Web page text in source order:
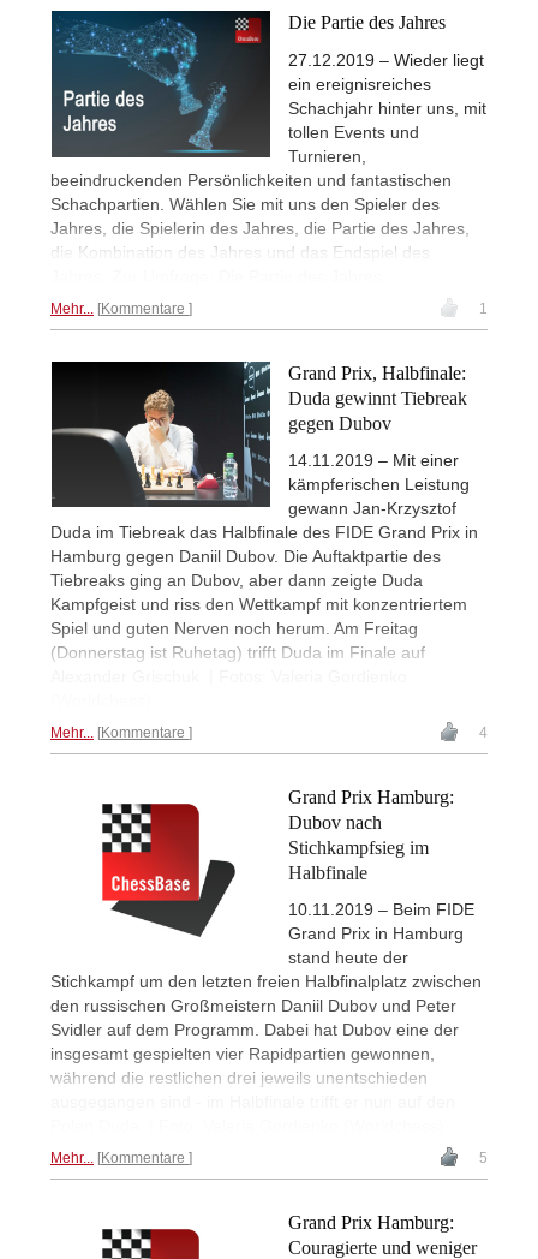
Die Partie des Jahres
27.12.2019 – Wieder liegt
ein ereignisreiches
Schachjahr hinter uns, mit
tollen Events und
Turnieren,
beeindruckenden Persönlichkeiten und fantastischen
Schachpartien. Wählen Sie mit uns den Spieler des
Jahres, die Spielerin des Jahres, die Partie des Jahres,
die Kombination des Jahres und das Endspiel des
Mehr... Kommentare 1
Grand Prix, Halbfinale:
Duda gewinnt Tiebreak
gegen Dubov
14.11.2019 – Mit einer
kämpferischen Leistung
gewann Jan-Krzysztof
Duda im Tiebreak das Halbfinale des FIDE Grand Prix in
Hamburg gegen Daniil Dubov. Die Auftaktpartie des
Tiebreaks ging an Dubov, aber dann zeigte Duda
Kampfgeist und riss den Wettkampf mit konzentriertem
Spiel und guten Nerven noch herum. Am Freitag
(Donnerstag ist Ruhetag) trifft Duda im Finale auf
Mehr... Kommentare 4
Grand Prix Hamburg:
Dubov nach
Stichkampfsieg im
Halbfinale
10.11.2019 – Beim FIDE
Grand Prix in Hamburg
stand heute der
Stichkampf um den letzten freien Halbfinalplatz zwischen
den russischen Großmeistern Daniil Dubov und Peter
Svidler auf dem Programm. Dabei hat Dubov eine der
insgesamt gespielten vier Rapidpartien gewonnen,
während die restlichen drei jeweils unentschieden
Mehr... Kommentare 5
Grand Prix Hamburg:
Couragierte und weniger